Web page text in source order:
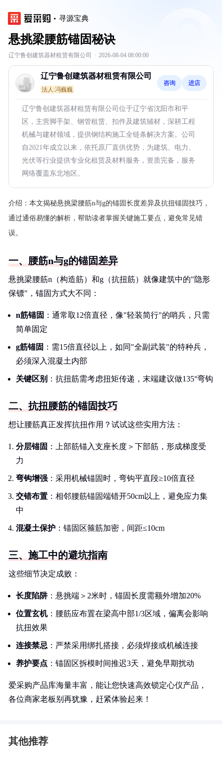
寻源宝典
悬挑梁腰筋锚固秘诀
辽宁鲁创建筑器材租赁有限公司 · 2026-08-04 08:00:00
辽宁鲁创建筑器材租赁有限公司
法人:冯巍巍
咨询 进店
辽宁鲁创建筑器材租赁有限公司位于辽宁省沈阳市和平
区，主营脚手架、钢管租赁、扣件及建筑辅材，深耕工程
机械与建材领域，提供钢结构施工全链条解决方案。公司
自2021年成立以来，依托原厂直供优势，为建筑、电力、
光伏等行业提供专业化租赁及材料服务，资质完备，服务
网络覆盖东北地区。
介绍： 本文揭秘悬挑梁腰筋n与g的锚固长度差异及抗扭锚固技巧，
通过通俗易懂的解析，帮助读者掌握关键施工要点，避免常见错
误。
一、腰筋n与g的锚固差异
悬挑梁腰筋n（构造筋）和g（抗扭筋）就像建筑中的"隐形
保镖"，锚固方式大不同：
n筋锚固 ：通常取12倍直径，像"轻装简行"的哨兵，只需
简单固定
g筋锚固 ：需15倍直径以上，如同"全副武装"的特种兵，
必须深入混凝土内部
关键区别 ：抗扭筋需考虑扭矩传递，末端建议做135°弯钩
二、抗扭腰筋的锚固技巧
想让腰筋真正发挥抗扭作用？试试这些实用方法：
分层锚固 ：上部筋锚入支座长度＞下部筋，形成梯度受
力
弯钩增强 ：采用机械锚固时，弯钩平直段≥10倍直径
交错布置 ：相邻腰筋锚固端错开50cm以上，避免应力集
中
混凝土保护 ：锚固区箍筋加密，间距≤10cm
三、施工中的避坑指南
这些细节决定成败：
长度陷阱：悬挑端＞2米时，锚固长度需额外增加20%
位置玄机：腰筋应布置在梁高中部1/3区域，偏离会影响
抗扭效果
连接禁忌 ：严禁采用绑扎搭接，必须焊接或机械连接
养护要点 ：锚固区拆模时间推迟3天，避免早期扰动
爱采购产品库海量丰富，能让您快速高效锁定心仪产品，
各位商家老板别再犹豫，赶紧体验起来！
其他推荐